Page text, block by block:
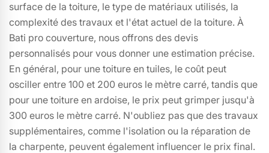
surface de la toiture, le type de matériaux utilisés, la
complexité des travaux et l'état actuel de la toiture. À
Bati pro couverture, nous offrons des devis
personnalisés pour vous donner une estimation précise.
En général, pour une toiture en tuiles, le coût peut
osciller entre 100 et 200 euros le mètre carré, tandis que
pour une toiture en ardoise, le prix peut grimper jusqu'à
300 euros le mètre carré. N'oubliez pas que des travaux
supplémentaires, comme l'isolation ou la réparation de
la charpente, peuvent également influencer le prix final.